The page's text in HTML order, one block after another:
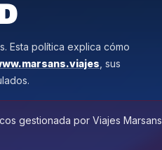
Esta política explica cómo
, sus
gestionada por Viajes Marsans